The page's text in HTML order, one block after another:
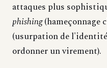
attaques plus
phishing(hameçonnage
(usurpation de
ordonner un virement).